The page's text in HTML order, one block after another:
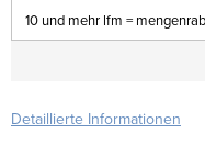
10 und mehr lfm =
Detaillierte Informationen